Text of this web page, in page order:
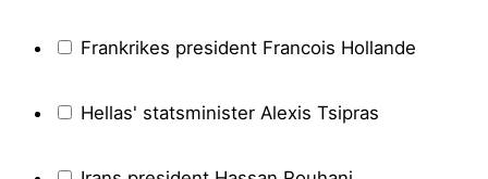
Frankrikes president Francois Hollande
Hellas' statsminister Alexis Tsipras